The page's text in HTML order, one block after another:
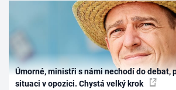
Úmorné, ministři s námi nechodí do debat,
situaci v opozici. Chystá velký krok